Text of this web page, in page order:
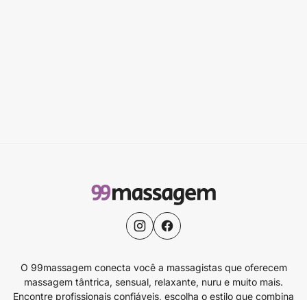
O 99massagem conecta você a massagistas que oferecem
massagem tântrica, sensual, relaxante, nuru e muito mais.
Encontre profissionais confiáveis, escolha o estilo que combina